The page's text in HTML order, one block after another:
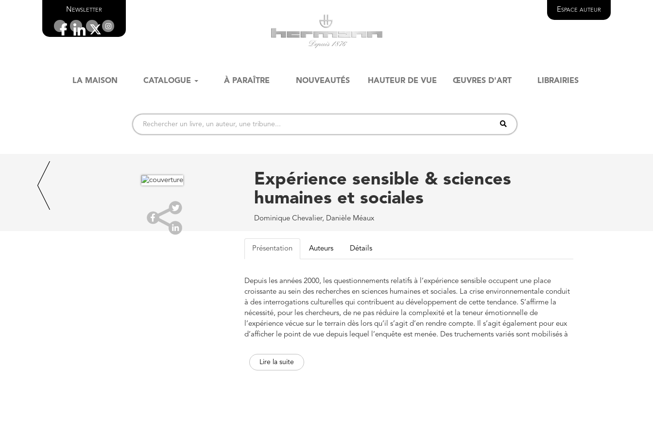
Newsletter Espace auteur
LA MAISON CATALOGUE À PARAÎTRE NOUVEAUTÉS HAUTEUR DE VUE ŒUVRES D'ART LIBRAIRIES
Expérience sensible & sciences
humaines et sociales
Dominique Chevalier, Danièle Méaux
Présentation Auteurs Détails
Depuis les années 2000, les questionnements relatifs à l’expérience sensible occupent une place
croissante au sein des recherches en sciences humaines et sociales. La crise environnementale conduit
à des interrogations culturelles qui contribuent au développement de cette tendance. S’affirme la
nécessité, pour les chercheurs, de ne pas réduire la complexité et la teneur émotionnelle de
l’expérience vécue sur le terrain dès lors qu’il s’agit d’en rendre compte. Il s’agit également pour eux
d’afficher le point de vue depuis lequel l’enquête est menée. Des truchements variés sont mobilisés à
manifestent également à leur façon un souci de compréhension du monde.
Lire la suite